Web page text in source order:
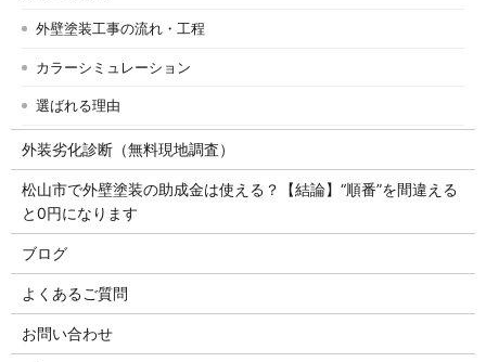
外壁塗装工事の流れ・工程
カラーシミュレーション
選ばれる理由
外装劣化診断（無料現地調査）
松山市で外壁塗装の助成金は使える？【結論】“順番”を間違える
と0円になります
ブログ
よくあるご質問
お問い合わせ